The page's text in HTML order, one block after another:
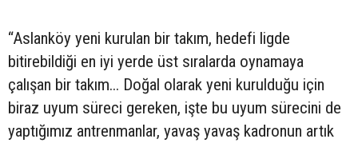
“Aslanköy yeni kurulan bir takım, hedefi ligde
bitirebildiği en iyi yerde üst sıralarda oynamaya
çalışan bir takım... Doğal olarak yeni kurulduğu için
biraz uyum süreci gereken, işte bu uyum sürecini de
yaptığımız antrenmanlar, yavaş yavaş kadronun artık